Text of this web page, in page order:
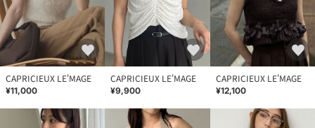
CAPRICIEUX LE'MAGE
¥11,000
CAPRICIEUX LE'MAGE
¥9,900
CAPRICIEUX LE'MAGE
¥12,100